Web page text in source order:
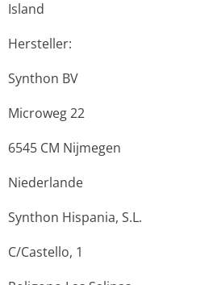
Island
Hersteller:
Synthon BV
Microweg 22
6545 CM Nijmegen
Niederlande
Synthon Hispania, S.L.
C/Castello, 1